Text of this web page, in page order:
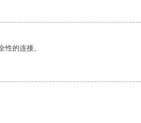
的连接。